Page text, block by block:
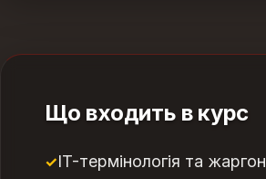
Що входить в курс
IT-термінологія та жаргон